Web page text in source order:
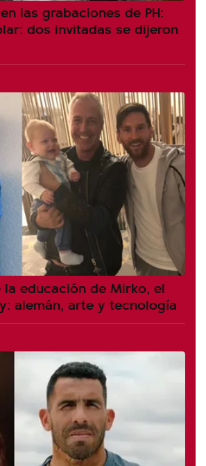
las grabaciones de PH:
dos invitadas se dijeron
la educación de Mirko, el
alemán, arte y tecnología